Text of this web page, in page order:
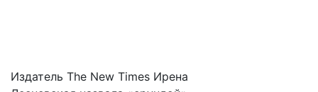
Издатель The New Times Ирена